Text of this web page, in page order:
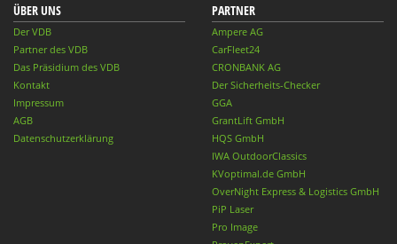
ÜBER UNS
Der VDB
Partner des VDB
Das Präsidium des VDB
Kontakt
Impressum
AGB
Datenschutzerklärung
PARTNER
Ampere AG
CarFleet24
CRONBANK AG
Der Sicherheits-Checker
GGA
GrantLift GmbH
HQS GmbH
IWA OutdoorClassics
KVoptimal.de GmbH
OverNight Express & Logistics GmbH
PiP Laser
Pro Image